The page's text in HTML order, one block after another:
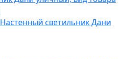
Настенный светильник Дани